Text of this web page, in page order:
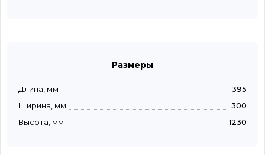
Размеры
Длина, мм
395
Ширина, мм
300
Высота, мм
1230